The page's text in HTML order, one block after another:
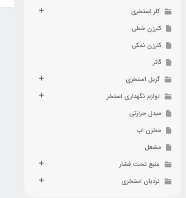
کلر استخری
کلرزن خطی
کلرزن نمکی
گاتر
گریل استخری
لوازم نگهداری استخر
مبدل حرارتی
مخزن اب
مشعل
منبع تحت فشار
نردبان استخری